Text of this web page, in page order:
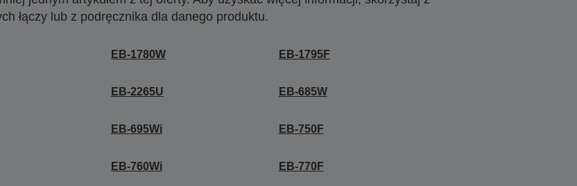
łączy lub z podręcznika dla danego produktu.
EB-1780W EB-1795F
EB-2265U EB-685W
EB-695Wi EB-750F
EB-760Wi EB-770F